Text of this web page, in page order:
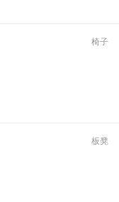
椅子
板凳